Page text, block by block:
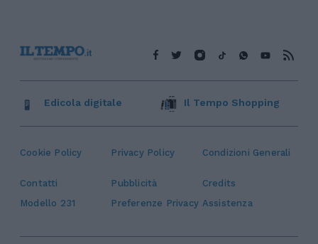
Cookie Policy Privacy Policy Condizioni Generali
Contatti Pubblicità
Credits
Modello 231
Preferenze Privacy Assistenza
Edicola digitale Il Tempo Shopping